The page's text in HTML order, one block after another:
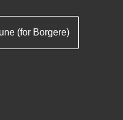
(for Borgere)